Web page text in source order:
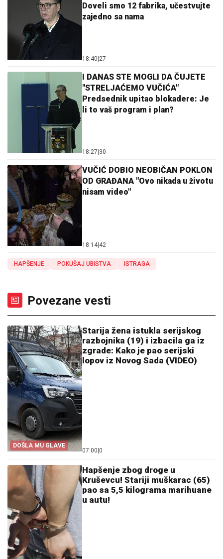
Doveli smo 12 fabrika, učestvujte
zajedno sa nama
18:40|27
I DANAS STE MOGLI DA ČUJETE
"STRELJAĆEMO VUČIĆA"
Predsednik upitao blokadere: Je
li to vaš program i plan?
18:27|30
VUČIĆ DOBIO NEOBIČAN POKLON
OD GRAĐANA "Ovo nikada u životu
nisam video"
18:14|42
HAPŠENJE POKUŠAJ UBISTVA ISTRAGA
Povezane vesti
DOŠLA MU GLAVE
Starija žena istukla serijskog
razbojnika (19) i izbacila ga iz
zgrade: Kako je pao serijski
lopov iz Novog Sada (VIDEO)
07:00|0
Hapšenje zbog droge u
Kruševcu! Stariji muškarac (65)
pao sa 5,5 kilograma marihuane
u autu!